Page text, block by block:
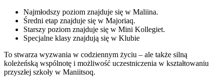
Najmłodszy poziom znajduje się w Maliina.
Średni etap znajduje się w Majoriaq.
Starszy poziom znajduje się w Mini Kollegiet.
Specjalne klasy znajdują się w Klubie
To stwarza wyzwania w codziennym życiu – ale także silną
koleżeńską wspólnotę i możliwość uczestniczenia w kształtowaniu
przyszłej szkoły w Maniitsoq.